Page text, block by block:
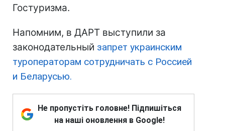
Гостуризма.
Напомним, в ДАРТ выступили за
законодательный запрет украинским
туроператорам сотрудничать с Россией
и Беларусью.
Не пропустіть головне! Підпишіться
на наші оновлення в Google!